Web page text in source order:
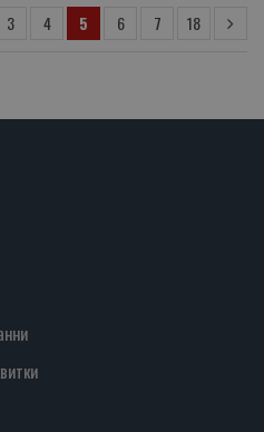
3 4 5 6 7 18